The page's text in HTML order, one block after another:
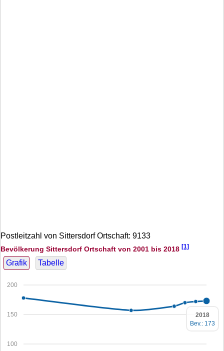
Postleitzahl von Sittersdorf Ortschaft: 9133
Bevölkerung Sittersdorf Ortschaft von 2001 bis 2018 [1]
Grafik Tabelle
100
150
200
2018
Bev.: 173